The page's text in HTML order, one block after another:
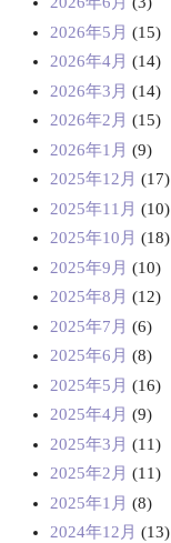
2026年5月 (15)
2026年4月 (14)
2026年3月 (14)
2026年2月 (15)
2026年1月 (9)
2025年12月 (17)
2025年11月 (10)
2025年10月 (18)
2025年9月 (10)
2025年8月 (12)
2025年7月 (6)
2025年6月 (8)
2025年5月 (16)
2025年4月 (9)
2025年3月 (11)
2025年2月 (11)
2025年1月 (8)
2024年12月 (13)